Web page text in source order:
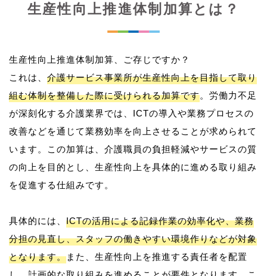
生産性向上推進体制加算とは？
生産性向上推進体制加算、ご存じですか？
これは、 介護サービス事業所が生産性向上を目指して取り
組む体制を整備した際に受けられる加算です。労働力不足
が深刻化する介護業界では、ICTの導入や業務プロセスの
改善などを通じて業務効率を向上させることが求められて
います。この加算は、介護職員の負担軽減やサービスの質
の向上を目的とし、生産性向上を具体的に進める取り組み
を促進する仕組みです。
具体的には、 ICTの活用による記録作業の効率化や、業務
分担の見直し、スタッフの働きやすい環境作りなどが対象
となります。また、生産性向上を推進する責任者を配置